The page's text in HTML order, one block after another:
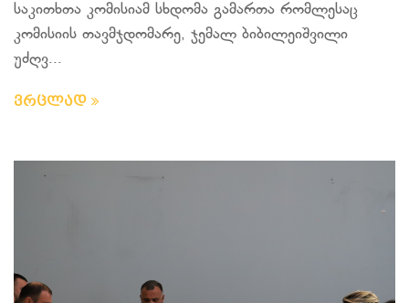
საკითხთა კომისიამ სხდომა გამართა რომლესაც
კომისიის თავმჯდომარე, ჯემალ ბიბილეიშვილი
უძღვ...
ვრცლად